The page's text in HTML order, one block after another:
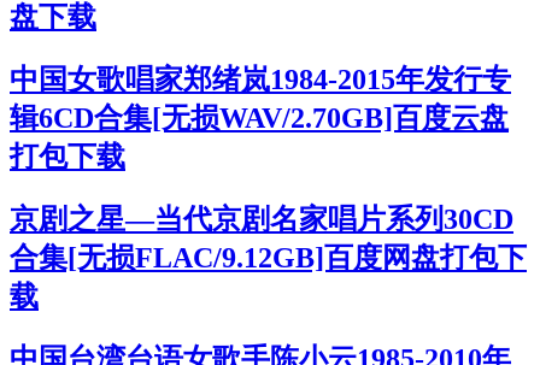
盘下载
中国女歌唱家郑绪岚1984-2015年发行专
辑6CD合集[无损WAV/2.70GB]百度云盘
打包下载
京剧之星—当代京剧名家唱片系列30CD
合集[无损FLAC/9.12GB]百度网盘打包下
载